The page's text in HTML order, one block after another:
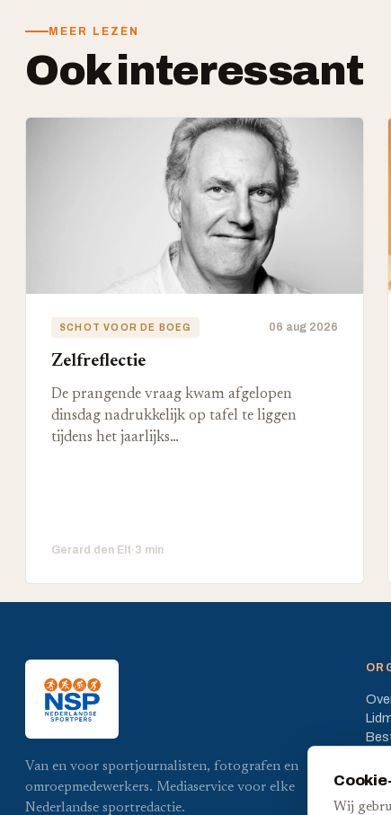
MEER LEZEN
Ook interessant
SCHOT VOOR DE BOEG 06 aug 2026
Zelfreflectie
De prangende vraag kwam afgelopen
dinsdag nadrukkelijk op tafel te liggen
tijdens het jaarlijks…
Gerard den Elt·3 min
Van en voor sportjournalisten, fotografen en
omroepmedewerkers. Mediaservice voor elke
Nederlandse sportredactie.
Wij